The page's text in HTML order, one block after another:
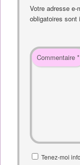
Votre adresse e-
obligatoires
Commentaire*
Tenez-moi